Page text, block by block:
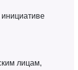
инициативе
лицам,